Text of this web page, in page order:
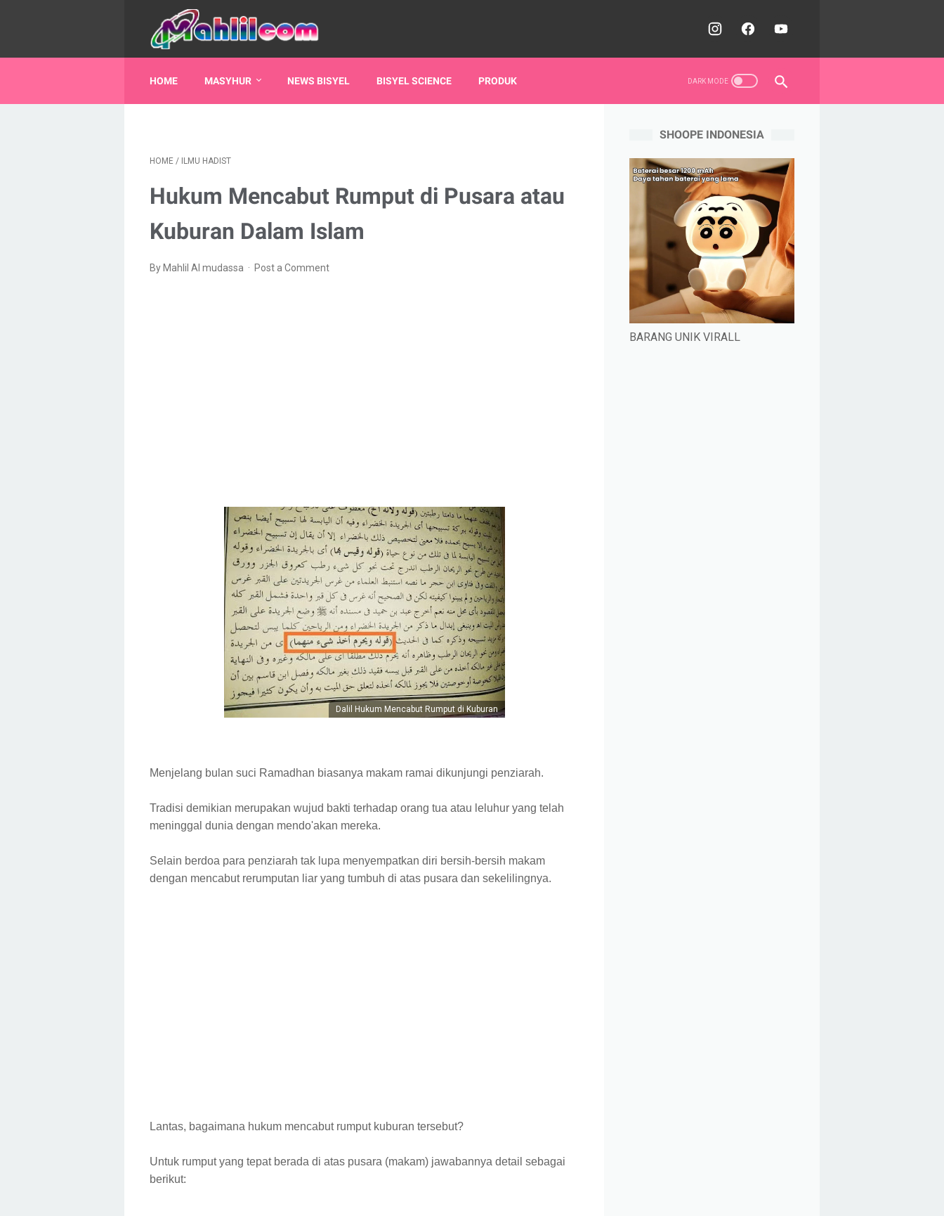
HOME MASYHUR NEWS BISYEL BISYEL SCIENCE PRODUK
HOME / ILMU HADIST
Hukum Mencabut Rumput di Pusara atau
Kuburan Dalam Islam
By Mahlil Al mudassa Post a Comment
Dalil Hukum Mencabut Rumput di Kuburan
Menjelang bulan suci Ramadhan biasanya makam ramai dikunjungi penziarah.
Tradisi demikian merupakan wujud bakti terhadap orang tua atau leluhur yang telah
meninggal dunia dengan mendo'akan mereka.
Selain berdoa para penziarah tak lupa menyempatkan diri bersih-bersih makam
dengan mencabut rerumputan liar yang tumbuh di atas pusara dan sekelilingnya.
Lantas, bagaimana hukum mencabut rumput kuburan tersebut?
Untuk rumput yang tepat berada di atas pusara (makam) jawabannya detail sebagai
berikut:
SHOOPE INDONESIA
BARANG UNIK VIRALL